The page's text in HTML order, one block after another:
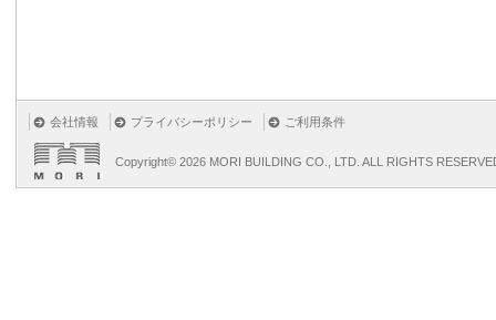
会社情報 プライバシーポリシー ご利用条件
Copyright© 2026 MORI BUILDING CO., LTD. ALL RIGHTS